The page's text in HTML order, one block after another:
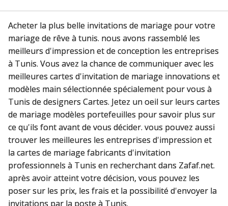
Acheter la plus belle invitations de mariage pour votre
mariage de rêve à tunis. nous avons rassemblé les
meilleurs d'impression et de conception les entreprises
à Tunis. Vous avez la chance de communiquer avec les
meilleures cartes d'invitation de mariage innovations et
modèles main sélectionnée spécialement pour vous à
Tunis de designers Cartes. Jetez un oeil sur leurs cartes
de mariage modèles portefeuilles pour savoir plus sur
ce qu'ils font avant de vous décider. vous pouvez aussi
trouver les meilleures les entreprises d'impression et
la cartes de mariage fabricants d'invitation
professionnels à Tunis en recherchant dans Zafaf.net.
après avoir atteint votre décision, vous pouvez les
poser sur les prix, les frais et la possibilité d'envoyer la
invitations par la poste à Tunis.